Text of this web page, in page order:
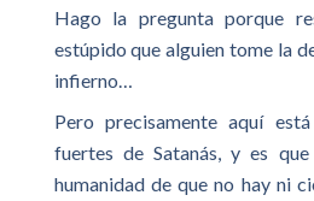
Hago la pregunta porque
estúpido que alguien tome la
infierno…
Pero precisamente aquí
fuertes de Satanás, y es
humanidad de que no hay ni